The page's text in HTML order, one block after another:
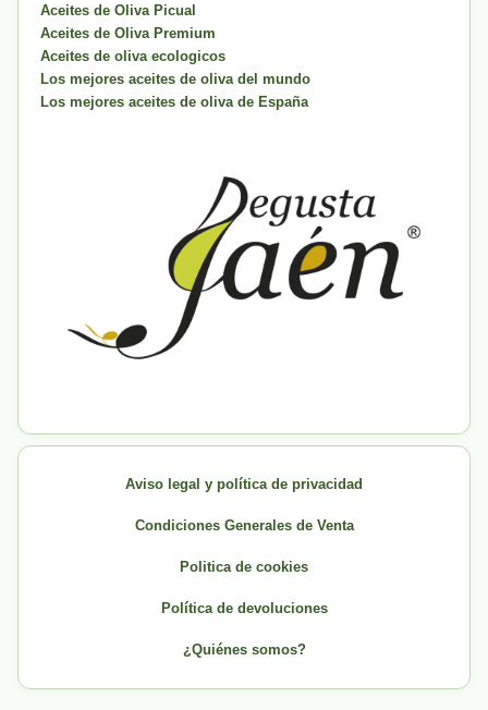
Aceites de Oliva Picual
Aceites de Oliva Premium
Aceites de oliva ecologicos
Los mejores aceites de oliva del mundo
Los mejores aceites de oliva de España
Aviso legal y política de privacidad
Condiciones Generales de Venta
Politica de cookies
Política de devoluciones
¿Quiénes somos?